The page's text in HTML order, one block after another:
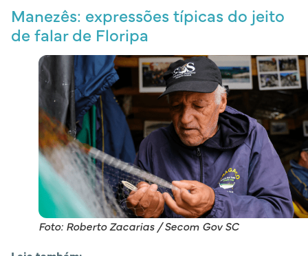
Manezês: expressões típicas do jeito
de falar de Floripa
Foto: Roberto Zacarias / Secom Gov SC